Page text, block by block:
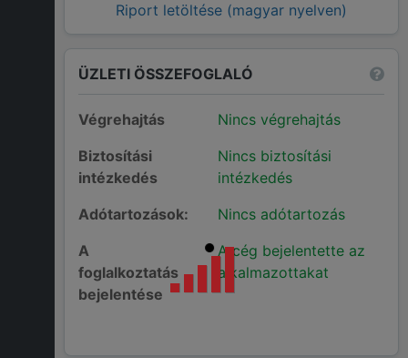
Riport letöltése (magyar nyelven)
ÜZLETI ÖSSZEFOGLALÓ
Végrehajtás
Nincs végrehajtás
Biztosítási
intézkedés
Nincs biztosítási
intézkedés
Adótartozások:
Nincs adótartozás
A
foglalkoztatás
bejelentése
A cég bejelentette az
alkalmazottakat